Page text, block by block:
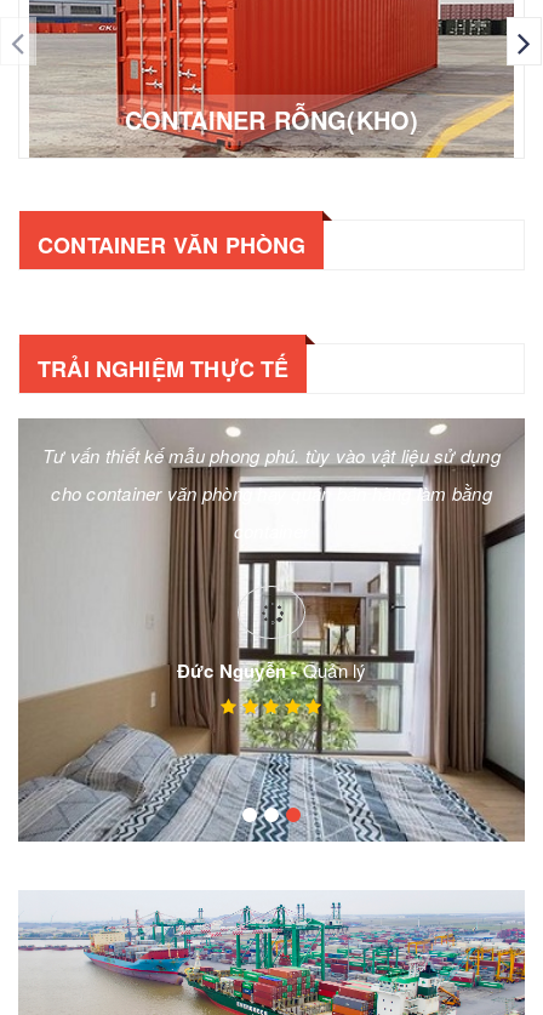
CONTAINER RỖNG(KHO)
CONTAINER VĂN PHÒNG
TRẢI NGHIỆM THỰC TẾ
Tư vấn thiết kế mẫu phong phú. tùy vào vật liệu sử dụng
cho container văn phòng hay quán bán hàng làm bằng
container
Đức Nguyễn -Quản lý